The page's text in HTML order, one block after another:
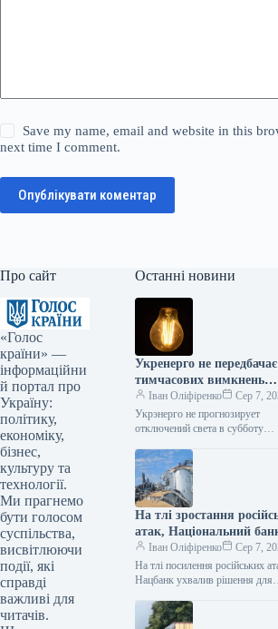
Save my name, email and website in this
next time I comment.
Опублікувати коментар
Про сайт
«Голос
країни» —
інформаційни
й портал про
Україну:
політику,
економіку,
бізнес,
культуру та
технології.
Ми прагнемо
бути голосом
суспільства,
висвітлюючи
події, які
справді
важливі для
читачів.
Останні новини
Укренерго не передбачає
тимчасових вимкнень
електроенергії в суботу
Іван Оліфіренко
Сер 7,
Укрэнерго не прогнозирует
отключений света в субботу
Украине в субботу, 8 августа,
ограничений потребления
электроэнергии не…
На тлі зростання
атак, Національний
України прийняв
рішення для підтримки
українських аграріїв.
Іван Оліфіренко
Сер 7,
На тлі посилення російських
Нацбанк ухвалив рішення для
Укрінформ У модифікаціях до
роботи банків…